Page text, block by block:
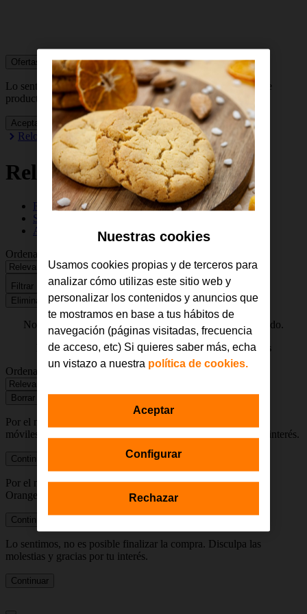
Ofertas si yaeres cliente
Lo sentimos, actualmente no está disponible la entrega de este
producto en Canarias, Ceuta y Melilla.
Aceptar
Relojes especiales
Relojes para hombre
Relojes para mujer
Smartwatch
Apple Watch
Ordenar por
Filtrar
Eliminar filtros
No se han encontrado resultados con tus criterios de filtrado.
Prueba de nuevo borrando los filtros seleccionados
Ordenar por
Borrar todo Filtrar
Por el momento, sólo está disponible para clientes con líneas
móviles y no clientes. Disculpa las molestias y gracias por tu interés.
Continuar
Por el momento, la compra no está disponible para exclientes
Orange. Disculpa las molestias y gracias por tu interés.
Continuar
Lo sentimos, no es posible finalizar la compra. Disculpa las
molestias y gracias por tu interés.
Continuar
Nuestras cookies
Usamos cookies propias y de terceros para
analizar cómo utilizas este sitio web y
personalizar los contenidos y anuncios que
te mostramos en base a tus hábitos de
navegación (páginas visitadas, frecuencia
de acceso, etc) Si quieres saber más, echa
un vistazo a nuestra política de cookies.
Configurar
Rechazar
Aceptar